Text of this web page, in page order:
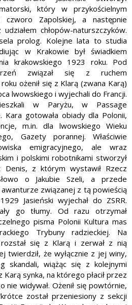
który w przykościelnym
czworo Zapolskiej, a następnie
chłopów-naturszczyków.
prolog. Kolejne lata to studia
w Krakowie był świadkiem
krakowskiego 1923 roku. Pod
związał się z ruchem
ożenił się z Klarą (zwana Karą)
lwowskiego i wyjechali do Francji.
w Paryżu, w Passage
Kara gotowała obiady dla Polonii,
m.in. dla lwowskiego Wieku
Gazety porannej. Właściwie
emigracyjnego, ale wraz
i polskimi robotnikami stworzył
z którym wystawił Rzecz
o Jakubie Szeli, a przede
związanej z tą powieścią
Jasieński wyjechał do ZSRR.
go tłumy. Od razu otrzymał
pisma Polonii Kultura mas
Trybuny radzieckiej. Na
się z Klarą i zerwał z nią
twierdził, że wyłącznie z jej winy,
skandali, wiążąc się z kolejnymi
Karą synka, na którego płacił przez
nie widywał. Ożenił się powtórnie,
został przeniesiony z sekcji